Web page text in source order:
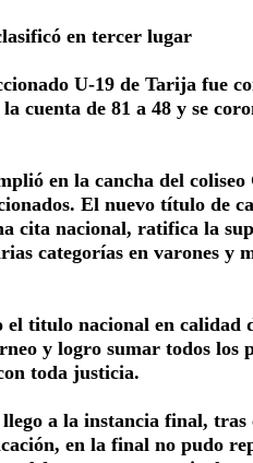
en tercer lugar
U-19 de Tarija fue
cuenta de 81 a 48 y se
en la cancha del
El nuevo título de
cita nacional, ratifica la
categorías en varones y
titulo nacional en calidad
y logro sumar todos los
toda justicia.
a la instancia final,
en la final no pudo